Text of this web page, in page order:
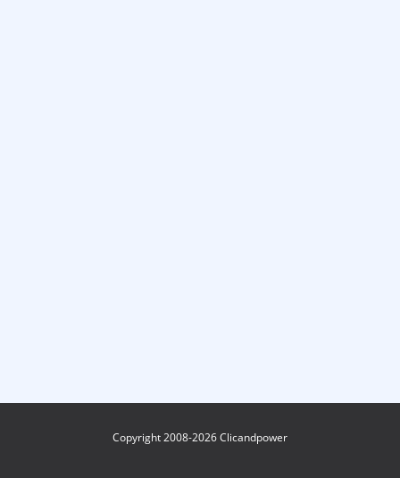
Copyright 2008-2026 Clicandpower